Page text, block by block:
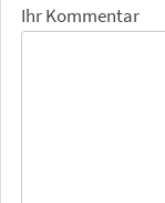
Ihr Kommentar